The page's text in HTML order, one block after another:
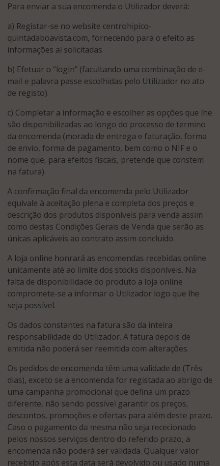
Para enviar a sua encomenda o Utilizador deverá:
a) Registar-se no website centrohipico-
quintadaboavista.com, fornecendo para o efeito as
informações aí solicitadas.
b) Efetuar o “login” (facultando uma combinação de e-
mail e palavra passe escolhidas pelo Utilizador no ato
de registo).
c) Completar a informação e escolher as opções que lhe
são disponibilizadas ao longo do processo de termino
da encomenda (morada de entrega e faturação, forma
de envio, forma de pagamento, bem como o NIF e o
nome que, para efeitos fiscais, pretende que constem
na fatura).
A confirmação final da encomenda pelo Utilizador
equivale à aceitação plena e completa dos preços e
descrição dos produtos disponíveis para venda assim
como destas Condições Gerais de Venda que serão as
únicas aplicáveis ao contrato assim concluído.
A loja online honrará as encomendas recebidas online
unicamente até ao limite dos stocks disponíveis. Na
falta de disponibilidade do produto a loja online
compromete-se a informar o Utilizador logo que lhe
seja possível.
Os dados constantes na fatura são da inteira
responsabilidade do Utilizador. A fatura depois de
emitida não poderá ser reemitida com alterações.
Os pedidos de encomenda têm uma validade de (Três
dias), exceto se a encomenda for registada ao abrigo de
uma campanha promocional que defina um prazo
diferente, não sendo possível garantir os preços,
descontos, promoções e ofertas para além deste prazo.
Caso o pagamento da mesma não seja rececionado
pelos nossos serviços dentro do referido prazo, a
encomenda não poderá ser validada. Qualquer valor
recebido após esta data será devolvido ou usado numa